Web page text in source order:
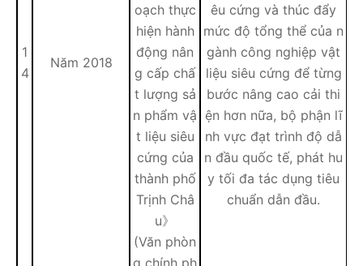
1
4
Năm 2018
oạch thực
hiện hành
động nân
g cấp chấ
t lượng sả
n phẩm vậ
t liệu siêu
cứng của
thành phố
Trịnh Châ
u》
(Văn phòn
g chính ph
êu cứng và thúc đẩy
mức độ tổng thể của n
gành công nghiệp vật
liệu siêu cứng để từng
bước nâng cao cải thi
ện hơn nữa, bộ phận lĩ
nh vực đạt trình độ dẫ
n đầu quốc tế, phát hu
y tối đa tác dụng tiêu
chuẩn dẫn đầu.